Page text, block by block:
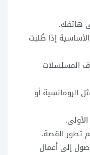
إذا طُلبت
المسلسلات
الرومانسية أو
تطور القصة.
إلى أعمال